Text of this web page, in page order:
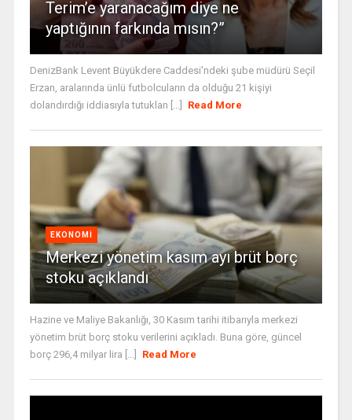
Terim’e yaranacağım diye ne
yaptığının farkında mısın?”
DenizBank Levent Büyükdere Caddesi'ndeki şube müdürü Seçil
Erzan, aralarında ünlü futbolcuların da olduğu 21 kişiyi
dolandırdığı iddiasıyla tutuklan [...]
Read More
EKONOMI
Merkezi yönetim kasım ayı brüt borç
stoku açıklandı
Hazine ve Maliye Bakanlığı, 30 Kasım tarihi itibarıyla merkezi
yönetim brüt borç stoku verilerini açıkladı. Buna göre, güncel
borç 296,4 milyar lira [...]
Read More